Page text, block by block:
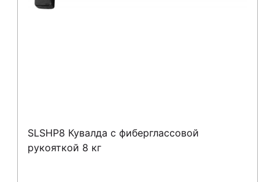
SLSHP8 Кувалда с фиберглассовой
рукояткой 8 кг